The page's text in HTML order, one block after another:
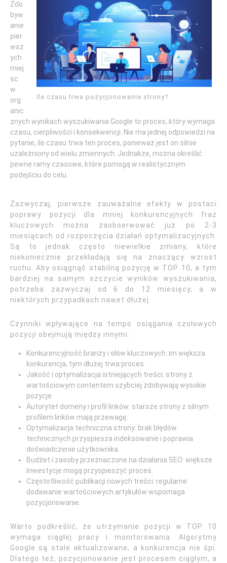
Ile czasu trwa pozycjonowanie strony?
Zdo
byw
anie
pier
wsz
ych
miej
sc
w
org
anic
znych wynikach wyszukiwania Google to proces, który wymaga
czasu, cierpliwości i konsekwencji. Nie ma jednej odpowiedzi na
pytanie, ile czasu trwa ten proces, ponieważ jest on silnie
uzależniony od wielu zmiennych. Jednakże, można określić
pewne ramy czasowe, które pomogą w realistycznym
podejściu do celu.
Zazwyczaj, pierwsze zauważalne efekty w postaci
poprawy pozycji dla mniej konkurencyjnych fraz
kluczowych można zaobserwować już po 2-3
miesiącach od rozpoczęcia działań optymalizacyjnych.
Są to jednak często niewielkie zmiany, które
niekoniecznie przekładają się na znaczący wzrost
ruchu. Aby osiągnąć stabilną pozycję w TOP 10, a tym
bardziej na samym szczycie wyników wyszukiwania,
potrzeba zazwyczaj od 6 do 12 miesięcy, a w
niektórych przypadkach nawet dłużej.
Czynniki wpływające na tempo osiągania czołowych
pozycji obejmują między innymi:
Konkurencyjność branży i słów kluczowych: im większa
konkurencja, tym dłużej trwa proces.
Jakość i optymalizacja istniejących treści: strony z
wartościowym contentem szybciej zdobywają wysokie
pozycje.
Autorytet domeny i profil linków: starsze strony z silnym
profilem linków mają przewagę.
Optymalizacja techniczna strony: brak błędów
technicznych przyspiesza indeksowanie i poprawia
doświadczenie użytkownika.
Budżet i zasoby przeznaczone na działania SEO: większe
inwestycje mogą przyspieszyć proces.
Częstotliwość publikacji nowych treści: regularne
dodawanie wartościowych artykułów wspomaga
pozycjonowanie.
Warto podkreślić, że utrzymanie pozycji w TOP 10
wymaga ciągłej pracy i monitorowania. Algorytmy
Google są stale aktualizowane, a konkurencja nie śpi.
Dlatego też, pozycjonowanie jest procesem ciągłym, a